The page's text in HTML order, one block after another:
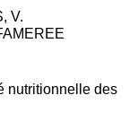
V.
nutritionnelle des